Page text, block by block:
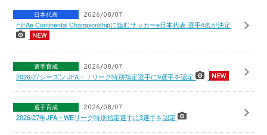
日本代表 2026/08/07
FIFAe Continental Championshipに臨むサッカーe日本代表 選手4名が決定
選手育成 2026/08/07
2026/27シーズン JFA・Ｊリーグ特別指定選手に9選手を認定
選手育成 2026/08/07
2026/27年JFA・WEリーグ特別指定選手に3選手を認定